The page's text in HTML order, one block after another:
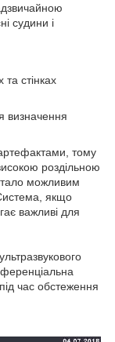
судини і
стінках
визначення
тому
роздільною
можливим
якщо
важливі для
час обстеження